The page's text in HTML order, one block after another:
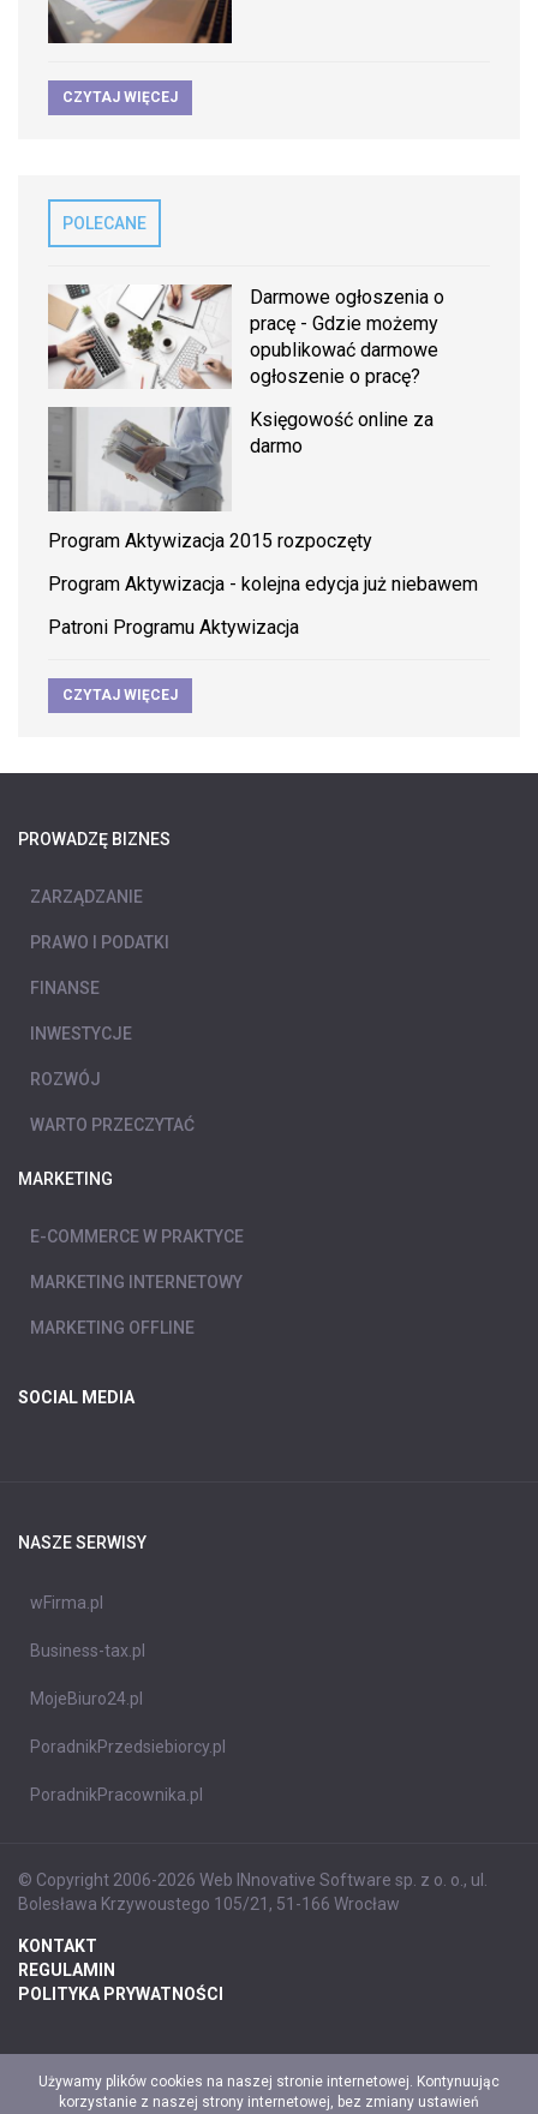
CZYTAJ WIĘCEJ
POLECANE
Darmowe ogłoszenia o
pracę - Gdzie możemy
opublikować darmowe
ogłoszenie o pracę?
Księgowość online za
darmo
Program Aktywizacja 2015 rozpoczęty
Program Aktywizacja - kolejna edycja już niebawem
Patroni Programu Aktywizacja
CZYTAJ WIĘCEJ
PROWADZĘ BIZNES
ZARZĄDZANIE
PRAWO I PODATKI
FINANSE
INWESTYCJE
ROZWÓJ
WARTO PRZECZYTAĆ
MARKETING
E-COMMERCE W PRAKTYCE
MARKETING INTERNETOWY
MARKETING OFFLINE
SOCIAL MEDIA
NASZE SERWISY
wFirma.pl
Business-tax.pl
MojeBiuro24.pl
PoradnikPrzedsiebiorcy.pl
PoradnikPracownika.pl
© Copyright 2006-2026 Web INnovative Software sp. z o. o., ul.
Bolesława Krzywoustego 105/21, 51-166 Wrocław
KONTAKT
REGULAMIN
POLITYKA PRYWATNOŚCI
Używamy plików cookies na naszej stronie internetowej. Kontynuując
korzystanie z naszej strony internetowej, bez zmiany ustawień